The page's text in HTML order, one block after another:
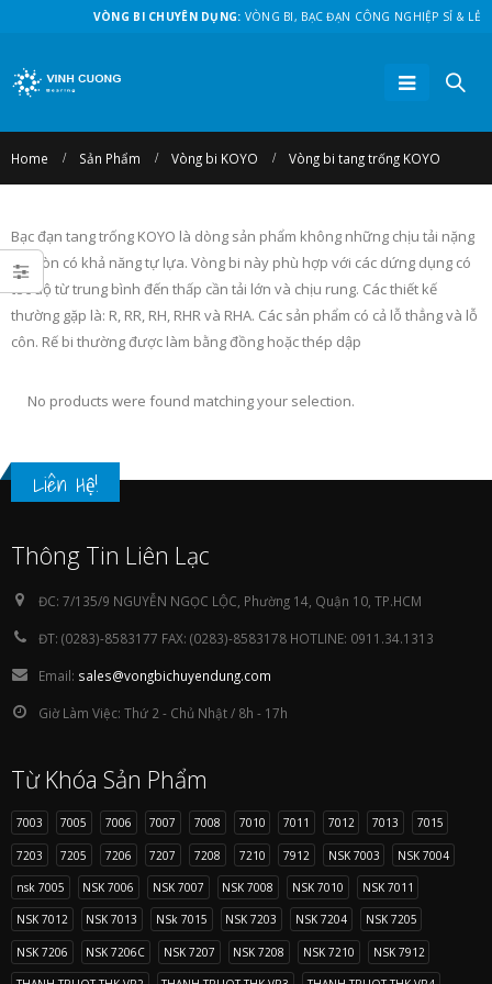
VÒNG BI CHUYÊN DỤNG: VÒNG BI, BẠC ĐẠN CÔNG NGHIỆP SỈ & LẺ
Home Sản Phẩm Vòng bi KOYO Vòng bi tang trống KOYO
Bạc đạn tang trống KOYO là dòng sản phẩm không những chịu tải nặng
mà còn có khả năng tự lựa. Vòng bi này phù hợp với các dứng dụng có
tốc độ từ trung bình đến thấp cần tải lớn và chịu rung. Các thiết kế
thường gặp là: R, RR, RH, RHR và RHA. Các sản phẩm có cả lỗ thẳng và lỗ
côn. Rế bi thường được làm bằng đồng hoặc thép dập
No products were found matching your selection.
Liên Hệ!
Thông Tin Liên Lạc
ĐC: 7/135/9 NGUYỄN NGỌC LỘC, Phường 14, Quận 10, TP.HCM
ĐT: (0283)-8583177 FAX: (0283)-8583178 HOTLINE: 0911.34.1313
Email: sales@vongbichuyendung.com
Giờ Làm Việc: Thứ 2 - Chủ Nhật / 8h - 17h
Từ Khóa Sản Phẩm
7003 7005 7006 7007 7008 7010 7011 7012 7013 7015
7203 7205 7206 7207 7208 7210 7912 NSK 7003 NSK 7004
nsk 7005 NSK 7006 NSK 7007 NSK 7008 NSK 7010 NSK 7011
NSK 7012 NSK 7013 NSk 7015 NSK 7203 NSK 7204 NSK 7205
NSK 7206 NSK 7206C NSK 7207 NSK 7208 NSK 7210 NSK 7912